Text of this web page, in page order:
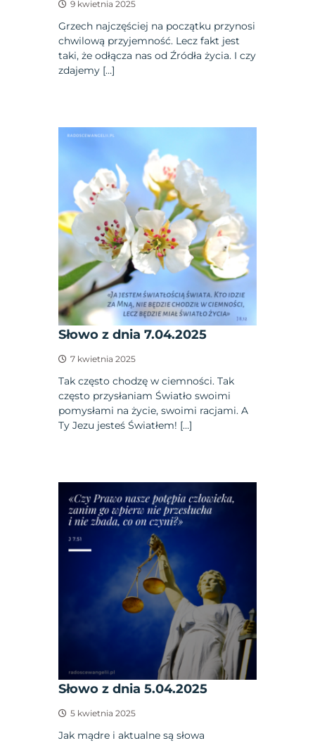
9 kwietnia 2025
Grzech najczęściej na początku przynosi
chwilową przyjemność. Lecz fakt jest
taki, że odłącza nas od Źródła życia. I czy
zdajemy […]
Słowo z dnia 7.04.2025
7 kwietnia 2025
Tak często chodzę w ciemności. Tak
często przysłaniam Światło swoimi
pomysłami na życie, swoimi racjami. A
Ty Jezu jesteś Światłem! […]
Słowo z dnia 5.04.2025
5 kwietnia 2025
Jak mądre i aktualne są słowa